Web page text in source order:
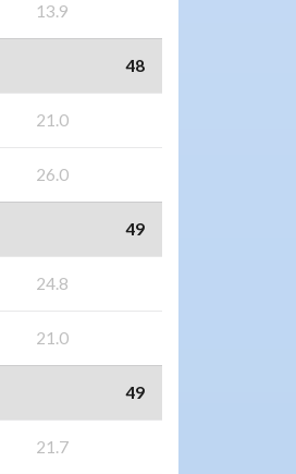
13.9
48
21.0
26.0
49
24.8
21.0
49
21.7